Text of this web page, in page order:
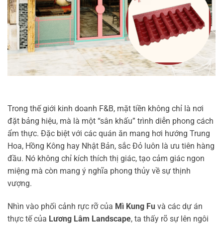
Trong thế giới kinh doanh F&B, mặt tiền không chỉ là nơi
đặt bảng hiệu, mà là một “sân khấu” trình diễn phong cách
ẩm thực. Đặc biệt với các quán ăn mang hơi hướng Trung
Hoa, Hồng Kông hay Nhật Bản, sắc Đỏ luôn là ưu tiên hàng
đầu. Nó không chỉ kích thích thị giác, tạo cảm giác ngon
miệng mà còn mang ý nghĩa phong thủy về sự thịnh
vượng.
Nhìn vào phối cảnh rực rỡ của Mì Kung Fu và các dự án
thực tế của Lương Lâm Landscape, ta thấy rõ sự lên ngôi